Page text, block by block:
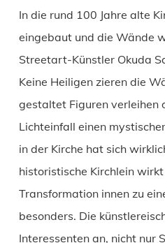
In die rund 100 Jahre alte
eingebaut und die Wände
Streetart-Künstler Okuda
Keine Heiligen zieren die
gestaltet Figuren verleihen
Lichteinfall einen
in der Kirche hat sich
historistische Kirchlein
Transformation innen zu
besonders. Die
Interessenten an, nicht nur